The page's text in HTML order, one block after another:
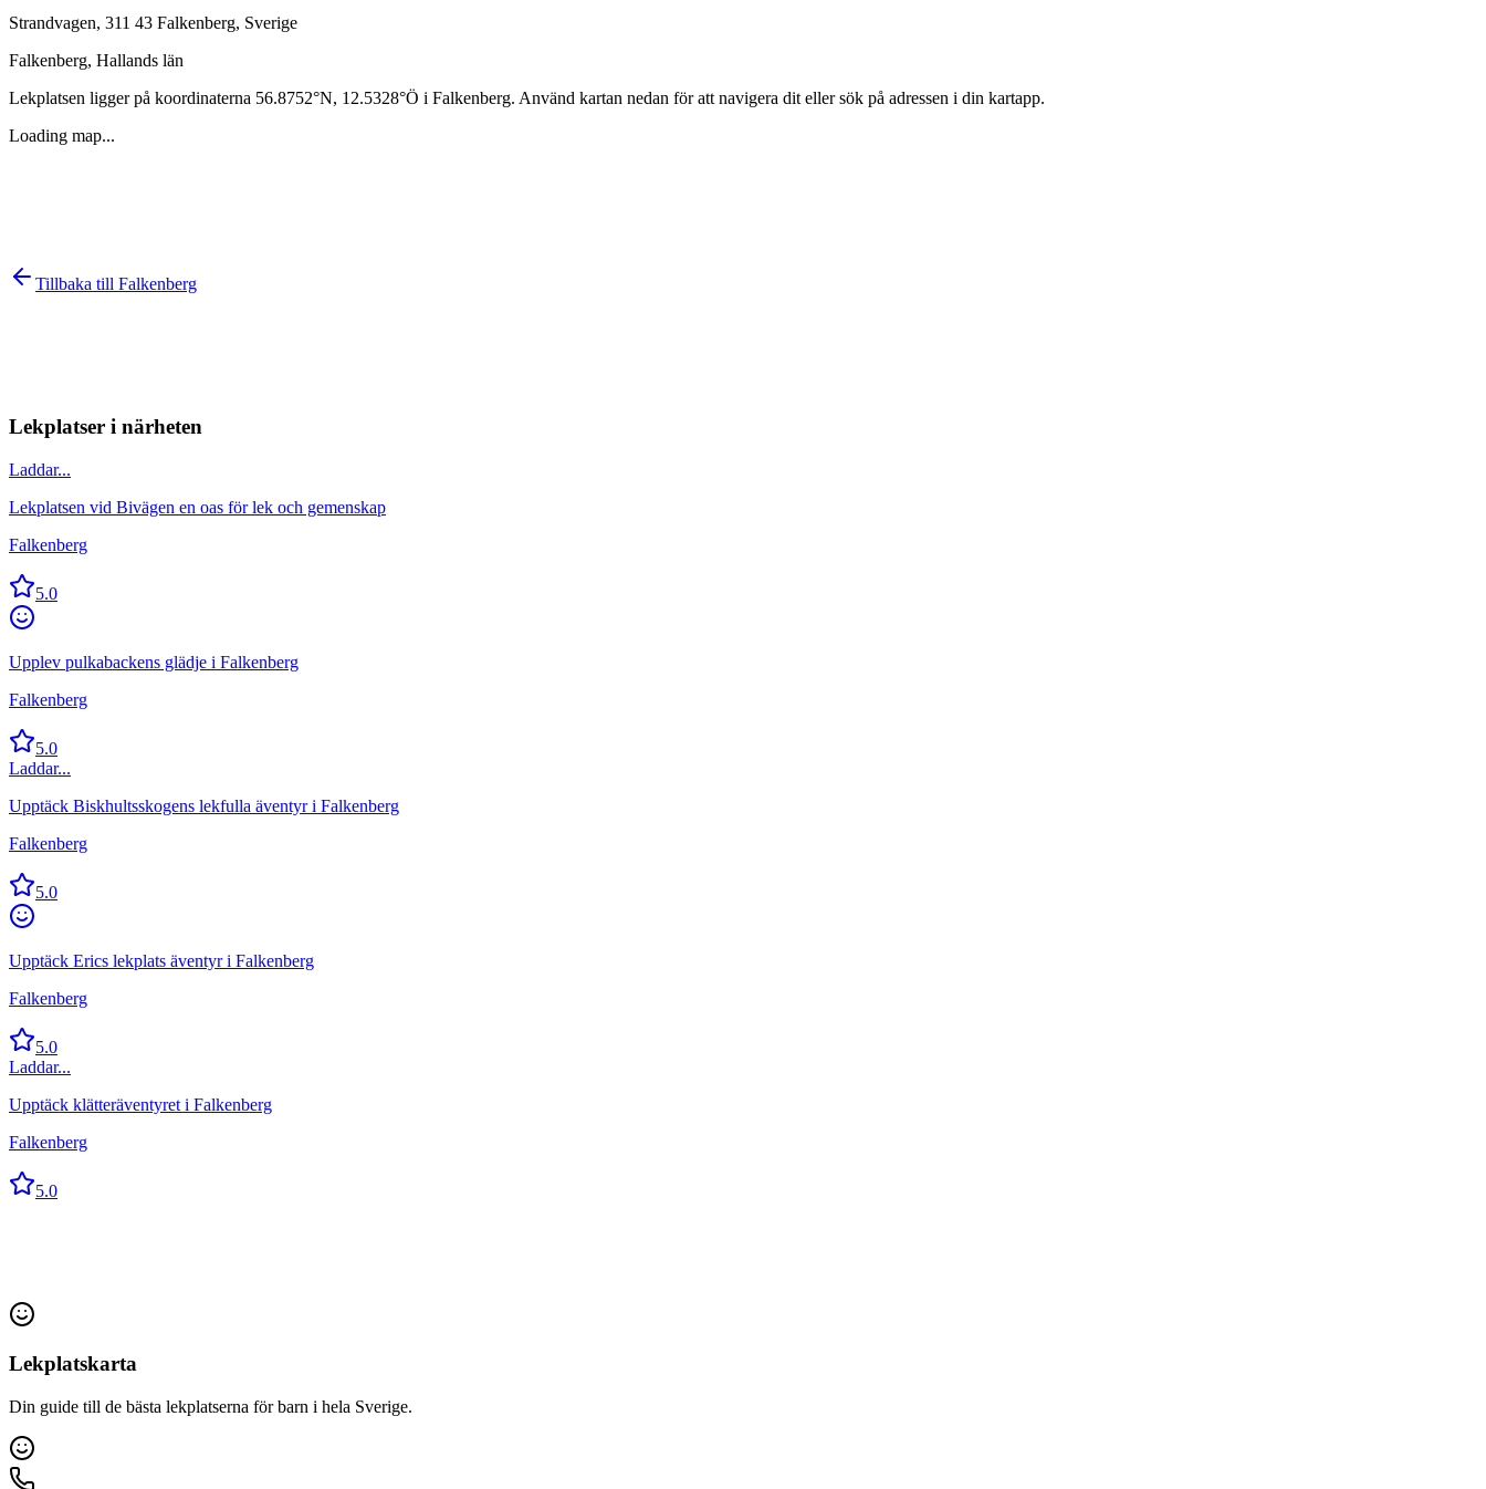
Strandvagen, 311 43 Falkenberg, Sverige
Falkenberg, Hallands län
Lekplatsen ligger på koordinaterna 56.8752°N, 12.5328°Ö i Falkenberg. Använd kartan nedan för att navigera dit eller sök på adressen i din kartapp.
Loading map...
Tillbaka till Falkenberg
Lekplatser i närheten
Laddar...
Lekplatsen vid Bivägen en oas för lek och gemenskap
Falkenberg
5.0
Upplev pulkabackens glädje i Falkenberg
Falkenberg
5.0
Laddar...
Upptäck Biskhultsskogens lekfulla äventyr i Falkenberg
Falkenberg
5.0
Upptäck Erics lekplats äventyr i Falkenberg
Falkenberg
5.0
Laddar...
Upptäck klätteräventyret i Falkenberg
Falkenberg
5.0
Lekplatskarta
Din guide till de bästa lekplatserna för barn i hela Sverige.